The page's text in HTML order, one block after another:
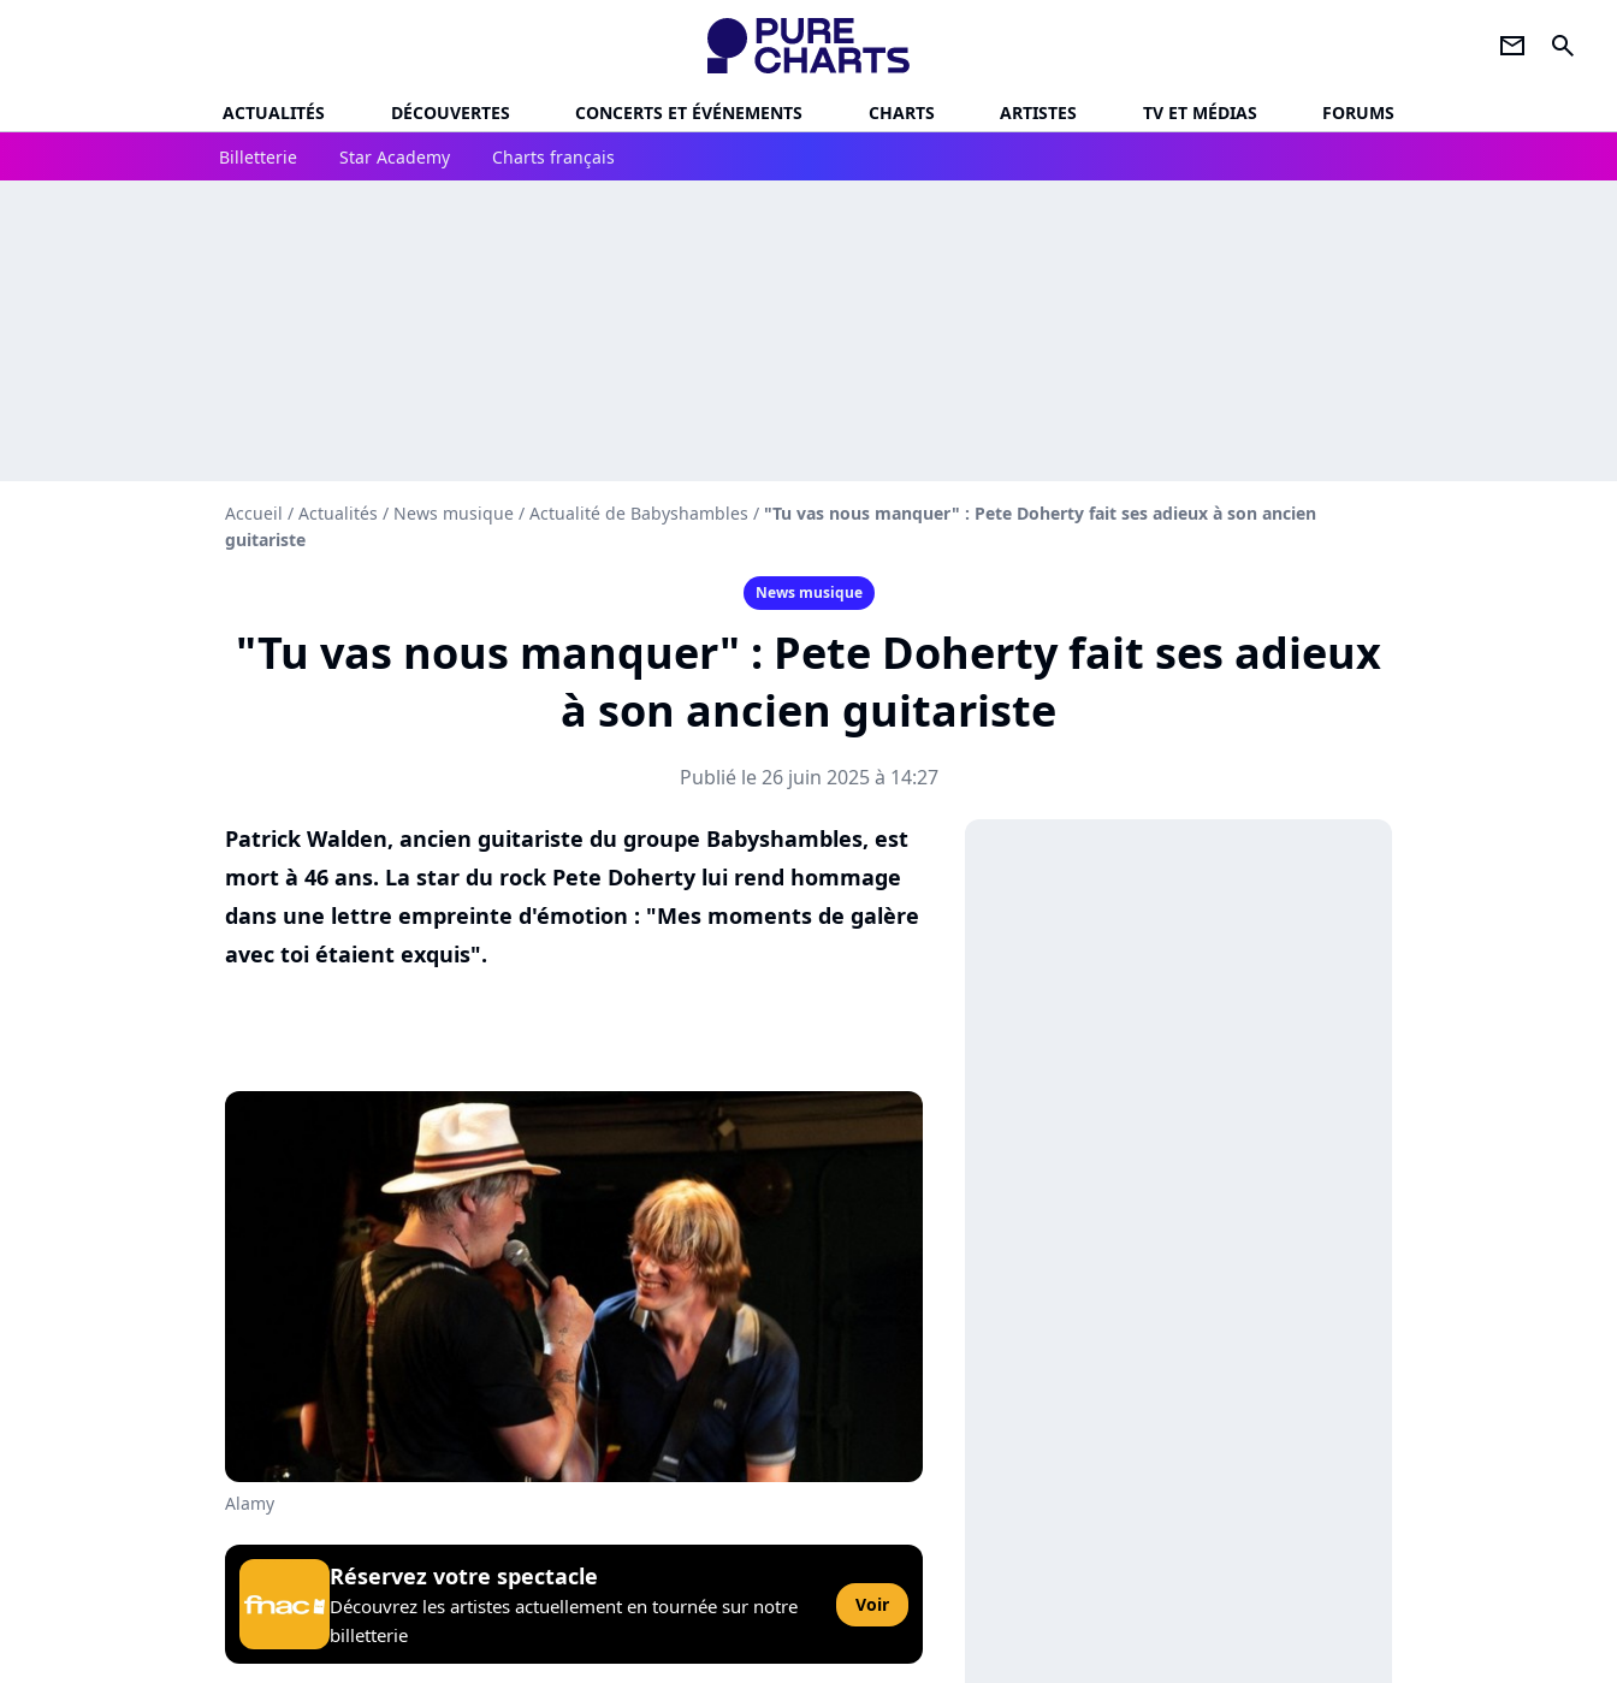
newsletter search
ACTUALITÉS DÉCOUVERTES CONCERTS ET ÉVÉNEMENTS CHARTS ARTISTES TV ET MÉDIAS
FORUMS
Billetterie
Star Academy Charts français
Accueil / Actualités / News musique / Actualité de Babyshambles / "Tu vas nous manquer" : Pete Doherty fait ses adieux à son ancien
guitariste
News musique
"Tu vas nous manquer" : Pete Doherty fait ses adieux
à son ancien guitariste
Publié le 26 juin 2025 à 14:27
Patrick Walden, ancien guitariste du groupe Babyshambles, est
mort à 46 ans. La star du rock Pete Doherty lui rend hommage
dans une lettre empreinte d'émotion : "Mes moments de galère
avec toi étaient exquis".
Alamy
Réservez votre spectacle
Découvrez les artistes actuellement en tournée sur notre
billetterie
Voir